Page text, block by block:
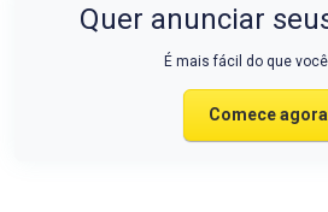
Quer anunciar
É mais fácil do que
Comece